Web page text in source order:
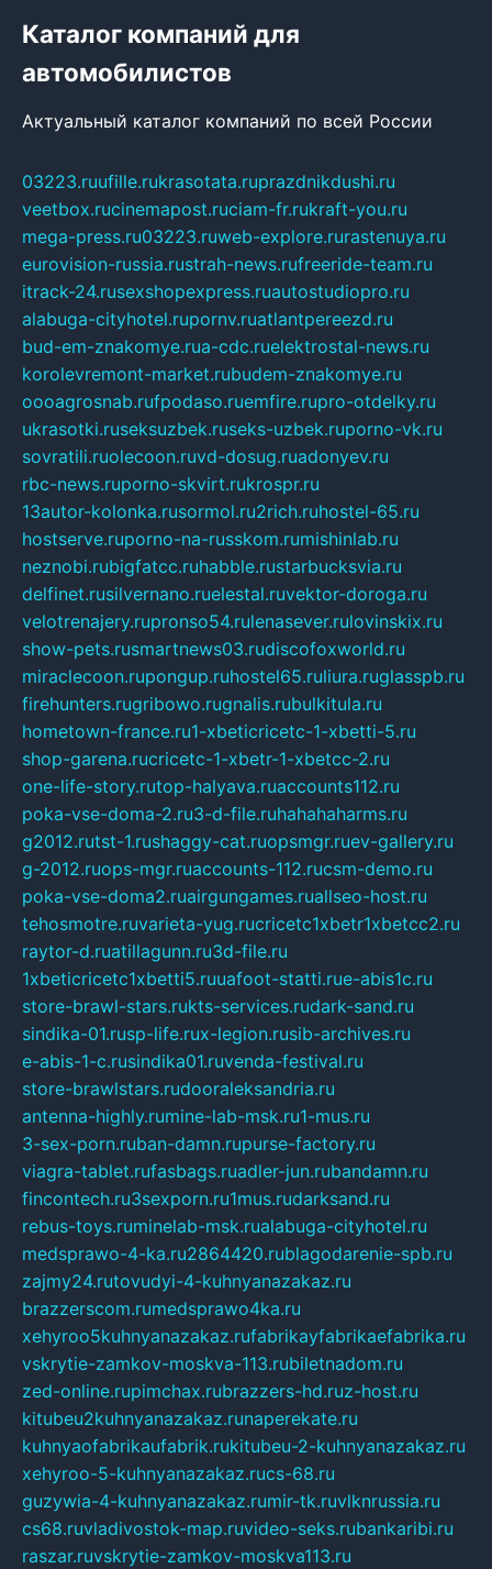
Каталог компаний для
автомобилистов
Актуальный каталог компаний по всей России
03223.ruufille.rukrasotata.ruprazdnikdushi.ru
veetbox.rucinemapost.ruciam-fr.rukraft-you.ru
mega-press.ru03223.ruweb-explore.rurastenuya.ru
eurovision-russia.rustrah-news.rufreeride-team.ru
itrack-24.rusexshopexpress.ruautostudiopro.ru
alabuga-cityhotel.rupornv.ruatlantpereezd.ru
bud-em-znakomye.rua-cdc.ruelektrostal-news.ru
korolevremont-market.rubudem-znakomye.ru
oooagrosnab.rufpodaso.ruemfire.rupro-otdelky.ru
ukrasotki.ruseksuzbek.ruseks-uzbek.ruporno-vk.ru
sovratili.ruolecoon.ruvd-dosug.ruadonyev.ru
rbc-news.ruporno-skvirt.rukrospr.ru
13autor-kolonka.rusormol.ru2rich.ruhostel-65.ru
hostserve.ruporno-na-russkom.rumishinlab.ru
neznobi.rubigfatcc.ruhabble.rustarbucksvia.ru
delfinet.rusilvernano.ruelestal.ruvektor-doroga.ru
velotrenajery.rupronso54.rulenasever.rulovinskix.ru
show-pets.rusmartnews03.rudiscofoxworld.ru
miraclecoon.rupongup.ruhostel65.ruliura.ruglasspb.ru
firehunters.rugribowo.rugnalis.rubulkitula.ru
hometown-france.ru1-xbeticricetc-1-xbetti-5.ru
shop-garena.rucricetc-1-xbetr-1-xbetcc-2.ru
one-life-story.rutop-halyava.ruaccounts112.ru
poka-vse-doma-2.ru3-d-file.ruhahahaharms.ru
g2012.rutst-1.rushaggy-cat.ruopsmgr.ruev-gallery.ru
g-2012.ruops-mgr.ruaccounts-112.rucsm-demo.ru
poka-vse-doma2.ruairgungames.ruallseo-host.ru
tehosmotre.ruvarieta-yug.rucricetc1xbetr1xbetcc2.ru
raytor-d.ruatillagunn.ru3d-file.ru
1xbeticricetc1xbetti5.ruuafoot-statti.rue-abis1c.ru
store-brawl-stars.rukts-services.rudark-sand.ru
sindika-01.rusp-life.rux-legion.rusib-archives.ru
e-abis-1-c.rusindika01.ruvenda-festival.ru
store-brawlstars.rudooraleksandria.ru
antenna-highly.rumine-lab-msk.ru1-mus.ru
3-sex-porn.ruban-damn.rupurse-factory.ru
viagra-tablet.rufasbags.ruadler-jun.rubandamn.ru
fincontech.ru3sexporn.ru1mus.rudarksand.ru
rebus-toys.ruminelab-msk.rualabuga-cityhotel.ru
medsprawo-4-ka.ru2864420.rublagodarenie-spb.ru
zajmy24.rutovudyi-4-kuhnyanazakaz.ru
brazzerscom.rumedsprawo4ka.ru
xehyroo5kuhnyanazakaz.rufabrikayfabrikaefabrika.ru
vskrytie-zamkov-moskva-113.rubiletnadom.ru
zed-online.rupimchax.rubrazzers-hd.ruz-host.ru
kitubeu2kuhnyanazakaz.runaperekate.ru
kuhnyaofabrikaufabrik.rukitubeu-2-kuhnyanazakaz.ru
xehyroo-5-kuhnyanazakaz.rucs-68.ru
guzywia-4-kuhnyanazakaz.rumir-tk.ruvlknrussia.ru
cs68.ruvladivostok-map.ruvideo-seks.rubankaribi.ru
raszar.ruvskrytie-zamkov-moskva113.ru